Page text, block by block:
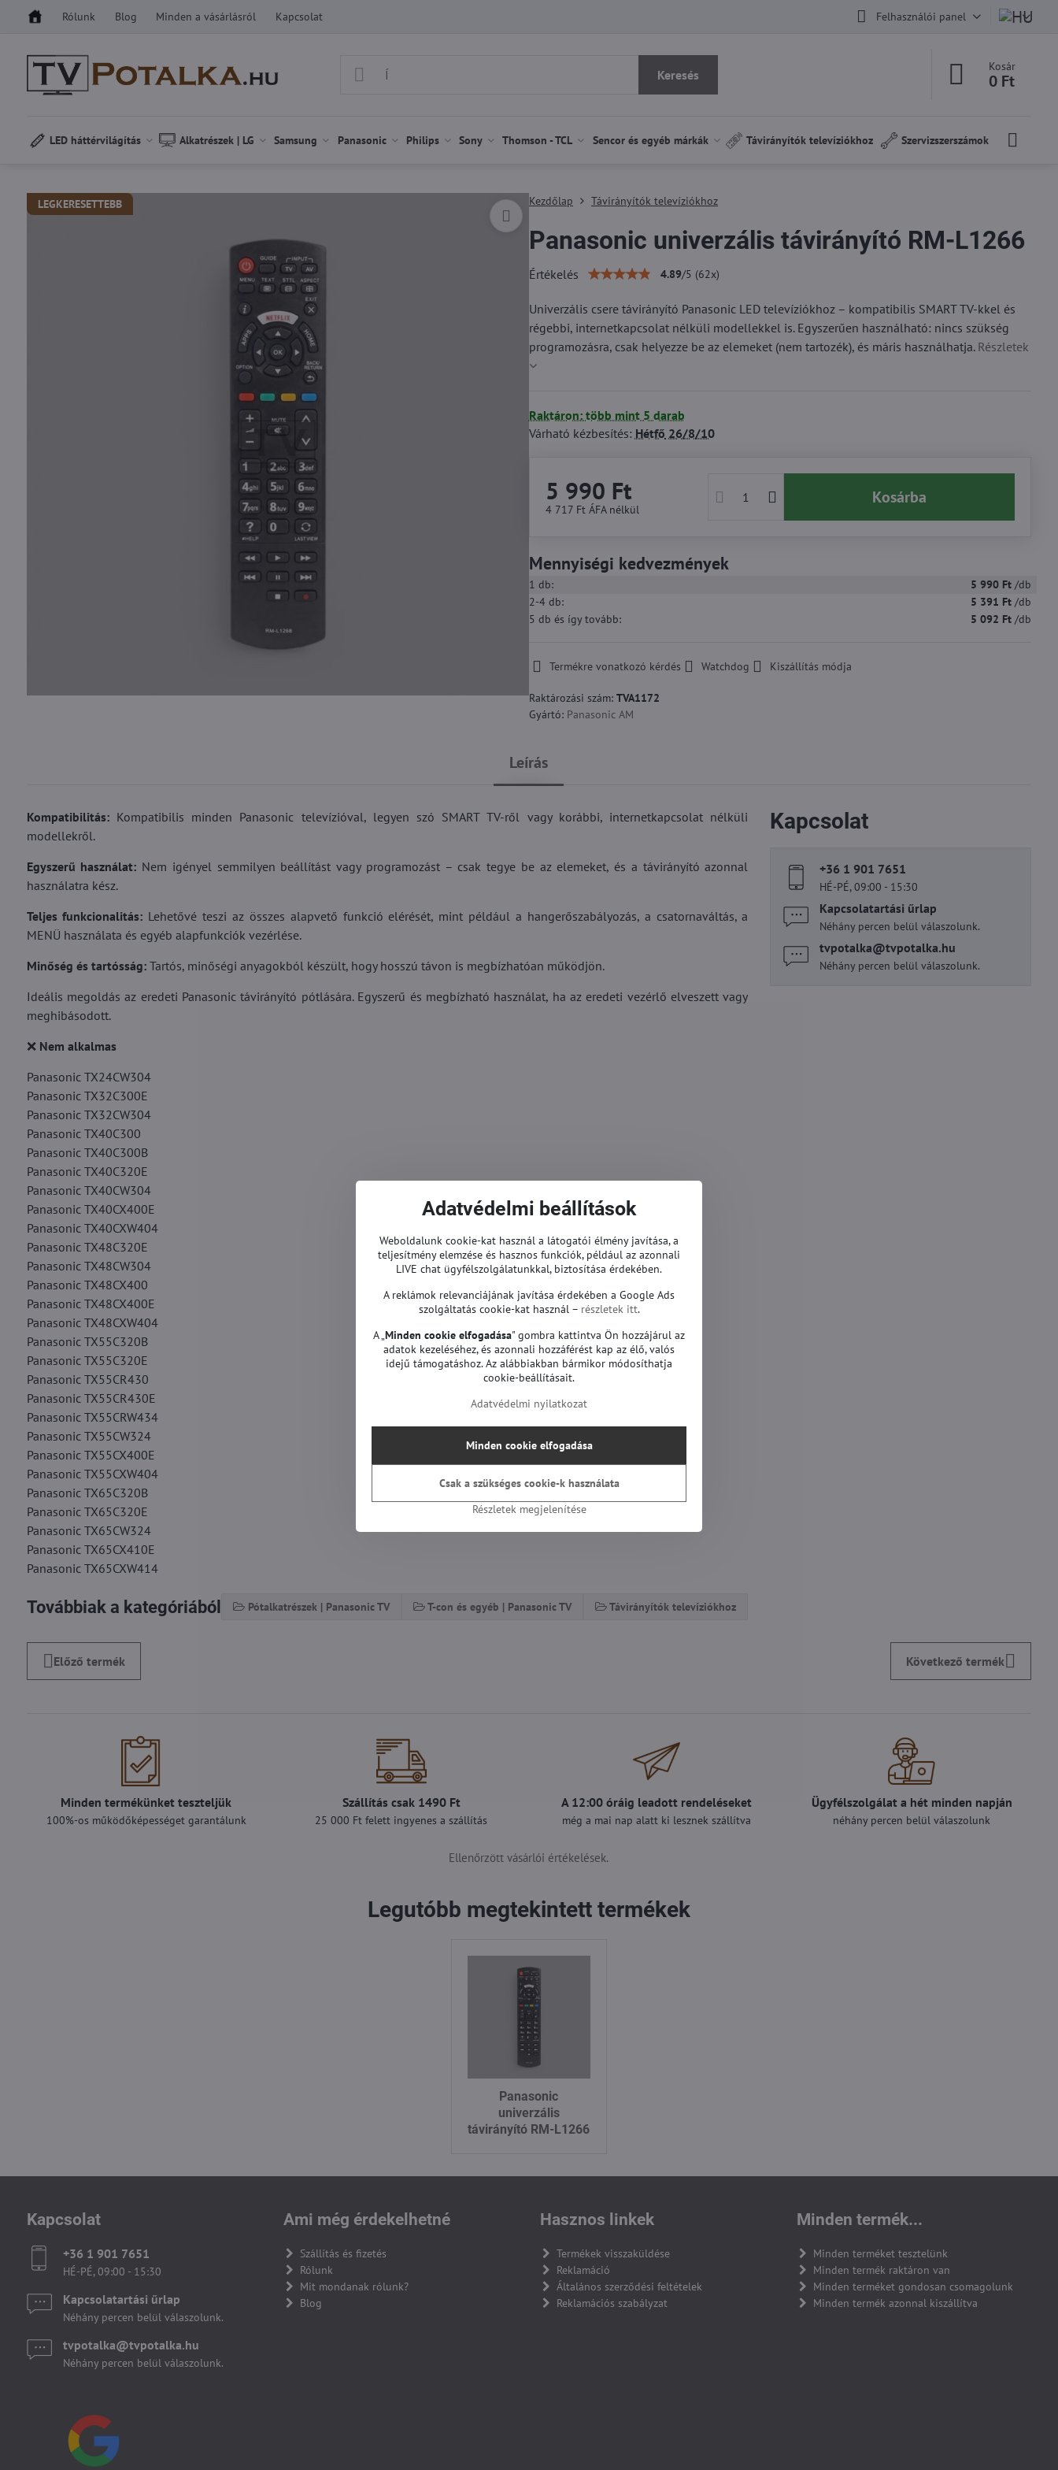
Rólunk Blog Minden a vásárlásról Kapcsolat Felhasználói panel
Keresés
Kosár
0 Ft
LED háttérvilágítás Alkatrészek | LG Samsung Panasonic Philips Sony Thomson - TCL Sencor és egyéb márkák Távirányítók televíziókhoz Szervizszerszámok
LEGKERESETTEBB Kezdőlap Távirányítók televíziókhoz
Panasonic univerzális távirányító RM-L1266
Értékelés 4.89/5 (62x)
Univerzális csere távirányító Panasonic LED televíziókhoz – kompatibilis SMART TV-kkel és
régebbi, internetkapcsolat nélküli modellekkel is. Egyszerűen használható: nincs szükség
programozásra, csak helyezze be az elemeket (nem tartozék), és máris használhatja. Részletek
Raktáron: több mint 5 darab
Várható kézbesítés: Hétfő 26/8/10
5 990 Ft
4 717 Ft ÁFA nélkül
Kosárba
Mennyiségi kedvezmények
1 db: 5 990 Ft /db
2-4db: 5 391 Ft /db
5 db és így tovább: 5 092 Ft /db
Termékre vonatkozó kérdés Watchdog Kiszállítás módja
Raktározási szám: TVA1172
Gyártó: Panasonic AM
Leírás
Kompatibilitás:Kompatibilis minden Panasonic televízióval, legyen szó SMART TV-ről vagy korábbi, internetkapcsolat nélküli
modellekről.
Egyszerű használat: Nem igényel semmilyen beállítást vagy programozást – csak tegye be az elemeket, és a távirányító azonnal
használatra kész.
Teljes funkcionalitás: Lehetővé teszi az összes alapvető funkció elérését, mint például a hangerőszabályozás, a csatornaváltás, a
MENÜ használata és egyéb alapfunkciók vezérlése.
Minőség és tartósság:Tartós, minőségi anyagokból készült, hogy hosszú távon is megbízhatóan működjön.
Ideális megoldás az eredeti Panasonic távirányító pótlására. Egyszerű és megbízható használat, ha az eredeti vezérlő elveszett vagy
meghibásodott.
❌ Nem alkalmas
Panasonic TX24CW304
Panasonic TX32C300E
Panasonic TX32CW304
Panasonic TX40C300
Panasonic TX40C300B
Panasonic TX40C320E
Panasonic TX40CW304
Panasonic TX40CX400E
Panasonic TX40CXW404
Panasonic TX48C320E
Panasonic TX48CW304
Panasonic TX48CX400
Panasonic TX48CX400E
Panasonic TX48CXW404
Panasonic TX55C320B
Panasonic TX55C320E
Panasonic TX55CR430
Panasonic TX55CR430E
Panasonic TX55CRW434
Panasonic TX55CW324
Panasonic TX55CX400E
Panasonic TX55CXW404
Panasonic TX65C320B
Panasonic TX65C320E
Panasonic TX65CW324
Panasonic TX65CX410E
Panasonic TX65CXW414
Továbbiak a kategóriából Pótalkatrészek | Panasonic TV T-con és egyéb | Panasonic TV Távirányítók televíziókhoz
Kapcsolat
+36 1 901 7651
HÉ-PÉ, 09:00 - 15:30
Kapcsolatartási űrlap
Néhány percen belül válaszolunk.
tvpotalka​@tvpotalka​.hu
Néhány percen belül válaszolunk.
Előző termék Következő termék
Minden termékünket teszteljük
100%-os működőképességet garantálunk
Szállítás csak 1490 Ft
25 000 Ft felett ingyenes a szállítás
A 12:00 óráig leadott rendeléseket
még a mai nap alatt ki lesznek szállítva
Ügyfélszolgálat a hét minden napján
néhány percen belül válaszolunk
Ellenőrzött vásárlói értékelések.
Legutóbb megtekintett termékek
Panasonic
univerzális
távirányító RM-L1266
Kapcsolat
+36 1 901 7651
HÉ-PÉ, 09:00 - 15:30
Kapcsolatartási űrlap
Néhány percen belül válaszolunk.
tvpotalka​@tvpotalka​.hu
Néhány percen belül válaszolunk.
Ami még érdekelhetné
Szállítás és fizetés
Rólunk
Mit mondanak rólunk?
Blog
Hasznos linkek
Termékek visszaküldése
Reklamáció
Általános szerződési feltételek
Reklamációs szabályzat
Minden termék...
Minden terméket tesztelünk
Minden termék raktáron van
Minden terméket gondosan csomagolunk
Minden termék azonnal kiszállítva
Adatvédelmi beállítások
Weboldalunk cookie-kat használ a látogatói élmény javítása, a
teljesítmény elemzése és hasznos funkciók, például az azonnali
LIVE chat ügyfélszolgálatunkkal, biztosítása érdekében.
A reklámok relevanciájának javítása érdekében a Google Ads
szolgáltatás cookie-kat használ – részletek itt.
A „Minden cookie elfogadása" gombra kattintva Ön hozzájárul az
adatok kezeléséhez, és azonnali hozzáférést kap az élő, valós
idejű támogatáshoz. Az alábbiakban bármikor módosíthatja
cookie-beállításait.
Adatvédelmi nyilatkozat
Részletek megjelenítése
Minden cookie elfogadása
Csak a szükséges cookie-k használata